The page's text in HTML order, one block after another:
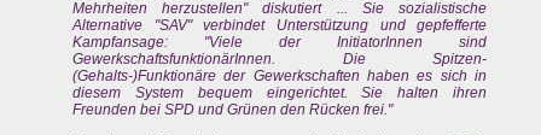
Mehrheiten herzustellen" diskutiert ... Sie sozialistische
Alternative "SAV" verbindet Unterstützung und gepfefferte
Kampfansage: "Viele der InitiatorInnen sind
GewerkschaftsfunktionärInnen. Die Spitzen-
(Gehalts-)Funktionäre der Gewerkschaften haben es sich in
diesem System bequem eingerichtet. Sie halten ihren
Freunden bei SPD und Grünen den Rücken frei."